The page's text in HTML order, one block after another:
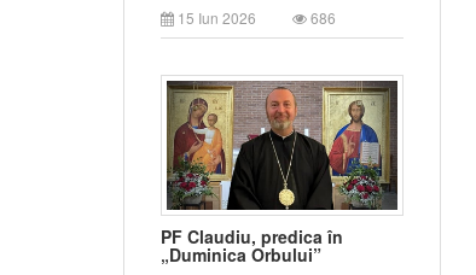
15 Iun 2026 686
PF Claudiu, predica în
„Duminica Orbului”